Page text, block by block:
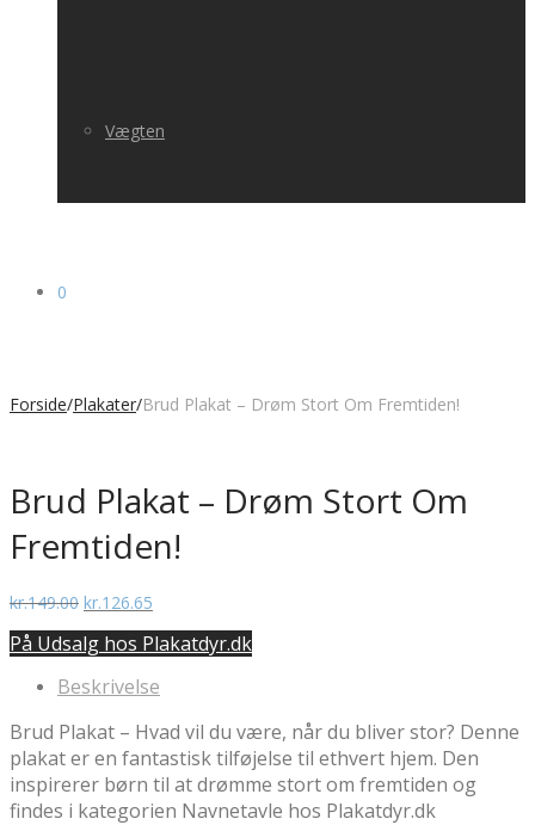
Vægten
0
Forside/Plakater/Brud Plakat – Drøm Stort Om Fremtiden!
Brud Plakat – Drøm Stort Om
Fremtiden!
kr.149.00 Den
pris
kr.149.00.
kr.126.65
pris
kr.126.65.
På Udsalg hos Plakatdyr.dk
Beskrivelse
Brud Plakat – Hvad vil du være, når du bliver stor? Denne
plakat er en fantastisk tilføjelse til ethvert hjem. Den
inspirerer børn til at drømme stort om fremtiden og
findes i kategorien Navnetavle hos Plakatdyr.dk